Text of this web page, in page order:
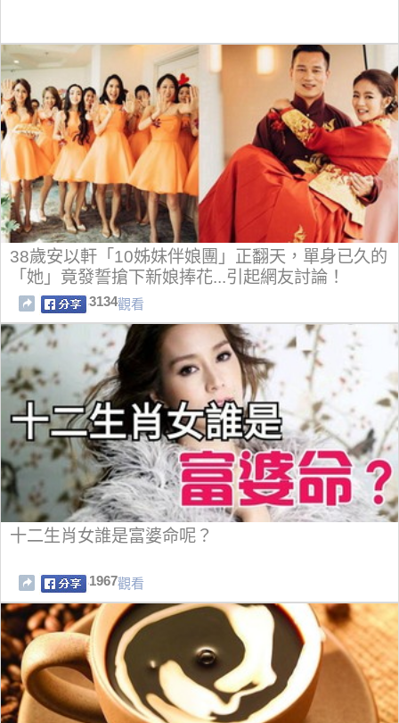
38歲安以軒「10姊妹伴娘團」正翻天，單身已久的
「她」竟發誓搶下新娘捧花...引起網友討論！
3134觀看
十二生肖女誰是富婆命呢？
1967觀看